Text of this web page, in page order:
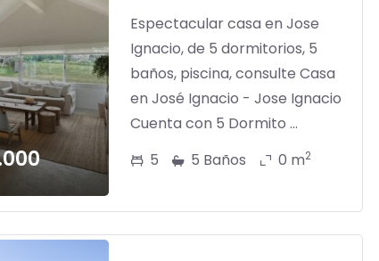
Espectacular casa en Jose
Ignacio, de 5 dormitorios, 5
baños, piscina, consulte Casa
en José Ignacio - Jose Ignacio
Cuenta con 5 Dormito ...
5
5 Baños 0 m2